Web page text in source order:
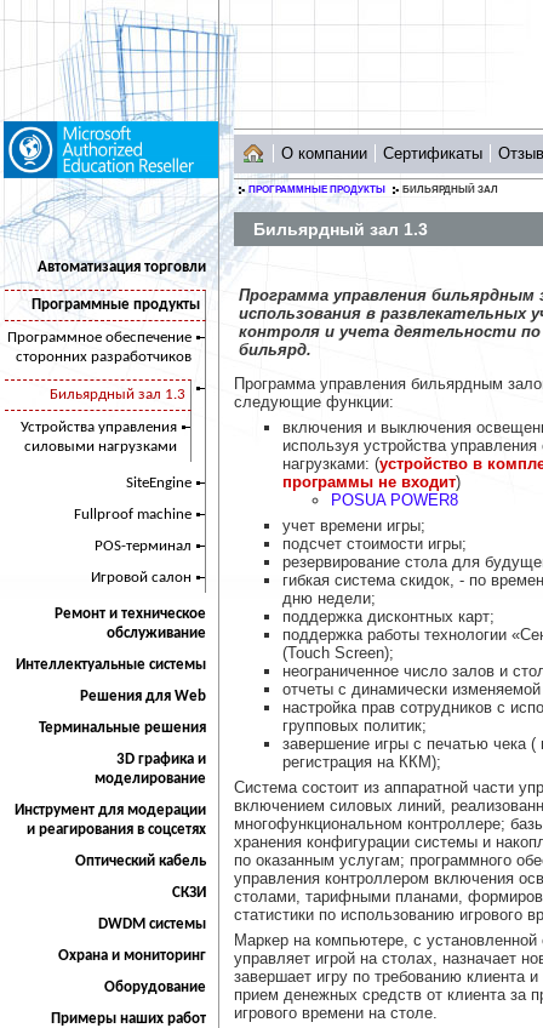
Автоматизация торговли
Программные продукты
Программное обеспечение
сторонних разработчиков
Бильярдный зал 1.3
Устройства управления
силовыми нагрузками
SiteEngine
Fullproof machine
POS-терминал
Игровой салон
Ремонт и техническое
обслуживание
Интеллектуальные системы
Решения для Web
Терминальные решения
3D графика и
моделирование
Инструмент для модерации
и реагирования в соцсетях
Оптический кабель
СКЗИ
DWDM системы
Охрана и мониторинг
Оборудование
Примеры наших работ
О компании Сертификаты
ПРОГРАММНЫЕ ПРОДУКТЫ БИЛЬЯРДНЫЙ ЗАЛ
Бильярдный зал 1.3
Программа управления бильярдным
использования в развлекательных
контроля и учета деятельности
бильярд.
Программа управления бильярдным
следующие функции:
включения и выключения
используя устройства
нагрузками: (устройство в
программы не входит)
POSUA POWER8
учет времени игры;
подсчет стоимости игры;
резервирование стола для
гибкая система скидок, - по
дню недели;
поддержка дисконтных карт;
поддержка работы технологии
(Touch Screen);
неограниченное число залов и
отчеты с динамически
настройка прав сотрудников с
групповых политик;
завершение игры с печатью чека (
регистрация на ККМ);
Система состоит из аппаратной части
включением силовых линий,
многофункциональном контроллере;
хранения конфигурации системы и
по оказанным услугам; программного
управления контроллером включения
столами, тарифными планами,
статистики по использованию игрового
Маркер на компьютере, с установленной
управляет игрой на столах, назначает
завершает игру по требованию клиента
прием денежных средств от клиента за
игрового времени на столе.